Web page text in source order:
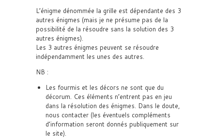
L’énigme dénommée la grille est dépendante des 3
autres énigmes (mais je ne présume pas de la
possibilité de la résoudre sans la solution des 3
autres énigmes).
Les 3 autres énigmes peuvent se résoudre
indépendamment les unes des autres.
NB :
Les fourmis et les décors ne sont que du
décorum. Ces éléments n’entrent pas en jeu
dans la résolution des énigmes. Dans le doute,
nous contacter (les éventuels compléments
d’information seront donnés publiquement sur
le site).